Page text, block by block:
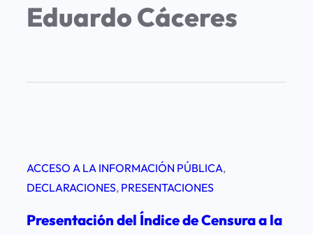
Eduardo Cáceres
ACCESO A LA INFORMACIÓN PÚBLICA
DECLARACIONES, PRESENTACIONES
Presentación del Índice de Censura a la